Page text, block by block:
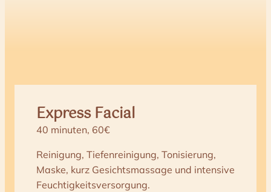
Express Facial
40 minuten, 60€
Reinigung, Tiefenreinigung, Tonisierung,
Maske, kurz Gesichtsmassage und intensive
Feuchtigkeitsversorgung.